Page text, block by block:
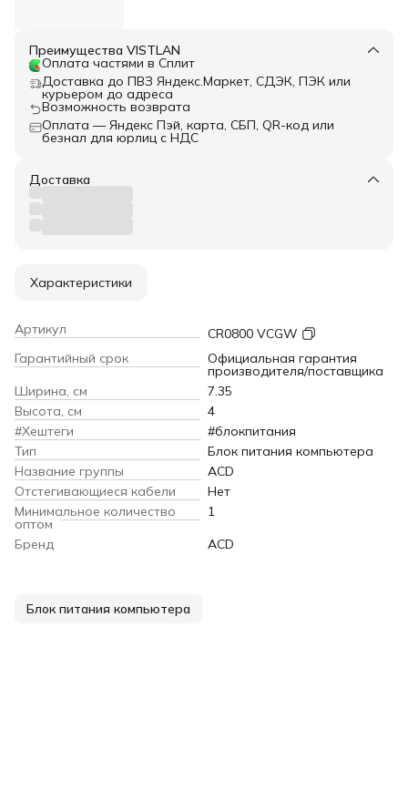
Преимущества VISTLAN
Оплата частями в Сплит
Доставка до ПВЗ Яндекс.Маркет, СДЭК, ПЭК или
курьером до адреса
Возможность возврата
Оплата — Яндекс Пэй, карта, СБП, QR-код или
безнал для юрлиц с НДС
Доставка
Характеристики
Артикул
CR0800 VCGW
Гарантийный срок
Официальная гарантия
производителя/поставщика
Ширина, см
7.35
Высота, см
4
#Хештеги
#блокпитания
Тип
Блок питания компьютера
Название группы
ACD
Отстегивающиеся кабели
Нет
Минимальное количество
оптом
1
Бренд
ACD
Блок питания компьютера